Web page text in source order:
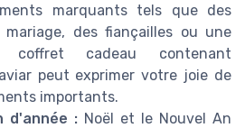
marquants tels que des
mariage, des fiançailles ou une
coffret cadeau contenant
peut exprimer votre joie de
importants.
d'année : Noël et le Nouvel An